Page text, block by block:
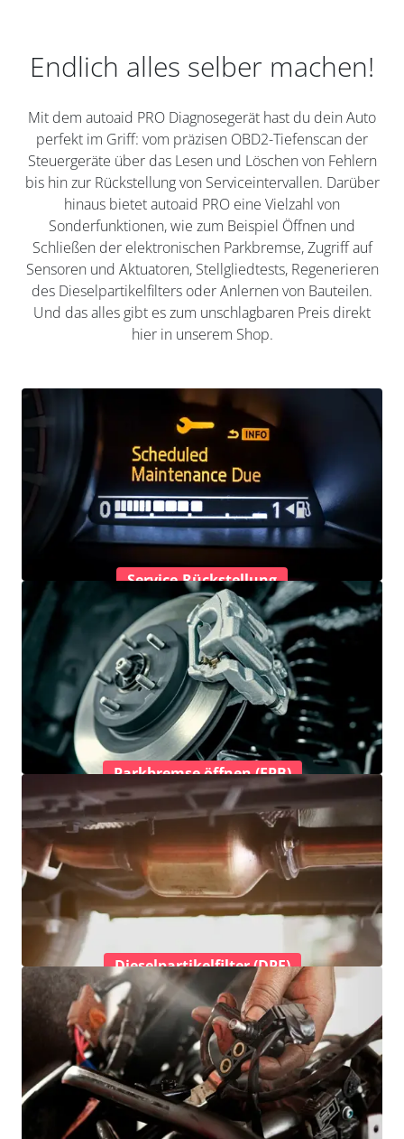
Endlich alles selber machen!
Mit dem autoaid PRO Diagnosegerät hast du dein Auto
perfekt im Griff: vom präzisen OBD2-Tiefenscan der
Steuergeräte über das Lesen und Löschen von Fehlern
bis hin zur Rückstellung von Serviceintervallen. Darüber
hinaus bietet autoaid PRO eine Vielzahl von
Sonderfunktionen, wie zum Beispiel Öffnen und
Schließen der elektronischen Parkbremse, Zugriff auf
Sensoren und Aktuatoren, Stellgliedtests, Regenerieren
des Dieselpartikelfilters oder Anlernen von Bauteilen.
Und das alles gibt es zum unschlagbaren Preis direkt
hier in unserem Shop.
Service-Rückstellung
Parkbremse öffnen (EPB)
Dieselpartikelfilter (DPF)